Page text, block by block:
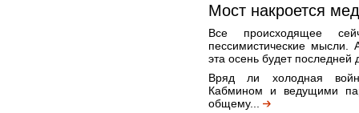
Мост накроется
Все происходящее
пессимистические мысли.
эта осень будет
Вряд ли холодная
Кабмином и ведущими
общему...